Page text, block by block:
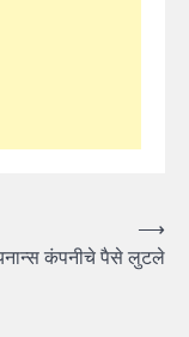
कंपनीचे पैसे लुटले
⟶